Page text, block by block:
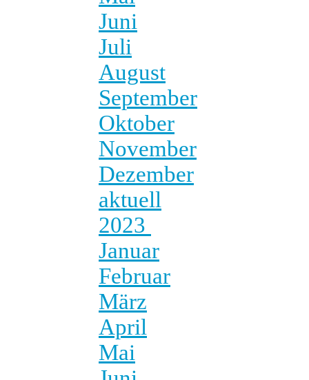
Juni
Juli
August
September
Oktober
November
Dezember
aktuell
2023
Januar
Februar
März
April
Mai